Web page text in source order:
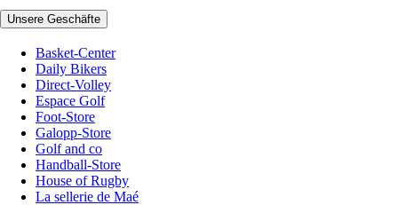
Unsere Geschäfte
Basket-Center
Daily Bikers
Direct-Volley
Espace Golf
Foot-Store
Galopp-Store
Golf and co
Handball-Store
House of Rugby
La sellerie de Maé